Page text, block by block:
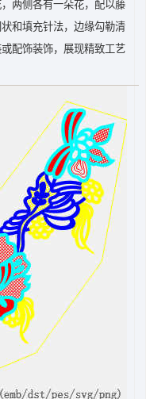
两侧各有一朵花，配以藤
和填充针法，边缘勾勒清
配饰装饰，展现精致工艺